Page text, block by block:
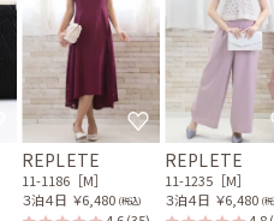
REPLETE
11-1186［M］
３泊４日 ￥6,480 (税込)
REPLETE
11-1235［M］
３泊４日 ￥6,480 (